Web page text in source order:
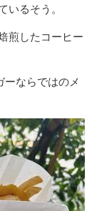
るそう。
煎したコーヒー
ならではのメ